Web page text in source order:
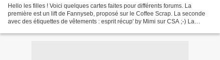
Hello les filles ! Voici quelques cartes faites pour différents forums. La
première est un lift de Fannyseb, proposé sur le Coffee Scrap. La seconde
avec des étiquettes de vêtements : esprit récup' by Mimi sur CSA ;-) La